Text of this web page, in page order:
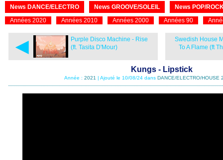
News DANCE/ELECTRO News GROOVE/SOLEIL
News POP/
Années 2020
Années 2010 Années 2000 Années 90
◄
Purple Disco Machine - Rise
(ft. Tasita D'Mour)
Swedish House
To A Flame (ft
Kungs - Lipstick
Année : 2021 | Ajouté le 10/08/24 dans DANCE/ELECTRO/HOUSE